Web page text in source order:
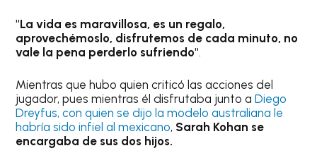
"La vida es maravillosa, es un regalo,
aprovechémoslo, disfrutemos de cada minuto, no
vale la pena perderlo sufriendo".
Mientras que hubo quien criticó las acciones del
jugador, pues mientras él disfrutaba junto aDiego
Dreyfus, con quien se dijo la modelo australiana le
habría sido infiel al mexicano, Sarah Kohan se
encargaba de sus dos hijos.